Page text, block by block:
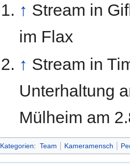
↑ Stream in
im Flax
↑ Stream in
Unterhaltung
Mülheim am
Kategorien: Team Kameramensch